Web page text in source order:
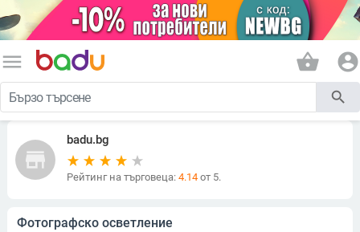
menu shopping_basket account_circle
search
store
badu.bg
Рейтинг на търговеца: 4.14от 5.
Фотографско осветление